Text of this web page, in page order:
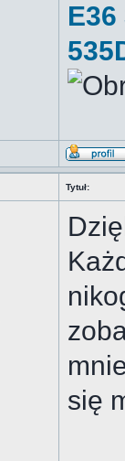
Tytuł:
się